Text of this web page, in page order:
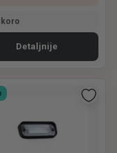
Detaljnije